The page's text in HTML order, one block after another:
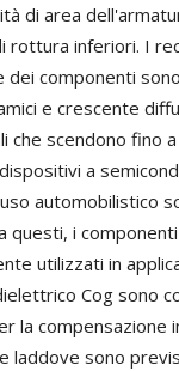
di area
inferiori. I
componenti
e crescente
scendono fino
a
automobilistico
questi, i
utilizzati in
Cog sono
la
laddove sono